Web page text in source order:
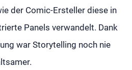
der Comic-Ersteller diese in
Panels verwandelt. Dank
war Storytelling noch nie